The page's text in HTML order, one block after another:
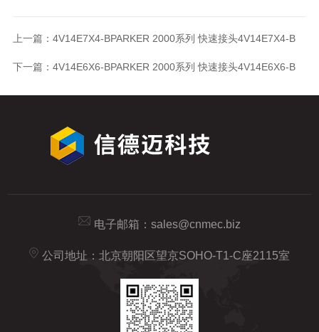
上一篇： 4V14E7X4-BPARKER 2000系列 快速接头4V14E7X4-B
下一篇： 4V14E6X6-BPARKER 2000系列 快速接头4V14E6X6-B
电子邮箱： sales@cnmec.biz
公司地址：北京朝阳区望京SOHO-T1-C座2115室